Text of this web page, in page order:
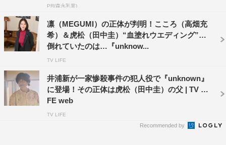
『unknown』©テレビ朝日
大好きなチーム、大好きな充希ちゃん、大好きな圭さんと
ご一緒できるということでテンション爆上げでございまし
ものすごく緊張してしまい、どうなることやらと思った
ら、思ってたのと全然違う感じになって面白かったです。
たいと思っております。ぜひ、ご覧ください。
PR(森永乳業)
凛（MEGUMI）の正体が判明！こころ（高畑充
希）＆虎松（田中圭）“血塗れウエディング”で
倒れていたのは…『unknow...
TV LIFE
井浦新が一家惨殺事件の犯人役で『unknown』
に登場！その正体は虎松（田中圭）の父 | TV LI
FE web
TV LIFE
Recommended by